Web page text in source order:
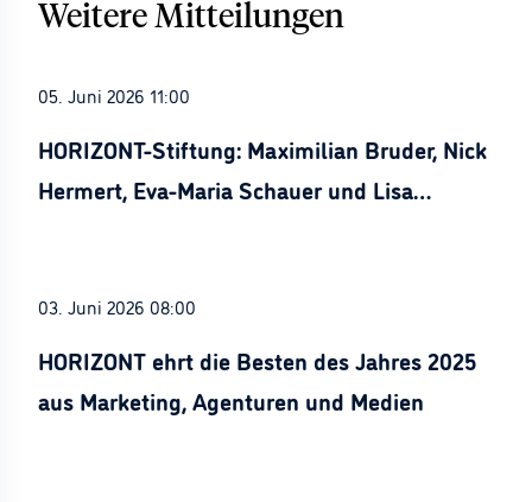
Weitere Mitteilungen
05. Juni 2026 11:00
HORIZONT-Stiftung: Maximilian Bruder, Nick
Hermert, Eva-Maria Schauer und Lisa
03. Juni 2026 08:00
HORIZONT ehrt die Besten des Jahres 2025
aus Marketing, Agenturen und Medien